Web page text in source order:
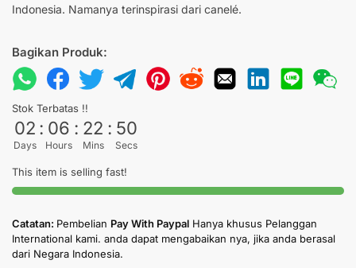
Indonesia. Namanya terinspirasi dari canelé.
Bagikan Produk:
Stok Terbatas !!
02
Days
: 06
Hours
: 22
Mins
: 49
Secs
This item is selling fast!
Catatan: Pembelian Pay With Paypal Hanya khusus Pelanggan
International kami. anda dapat mengabaikan nya, jika anda berasal
dari Negara Indonesia.